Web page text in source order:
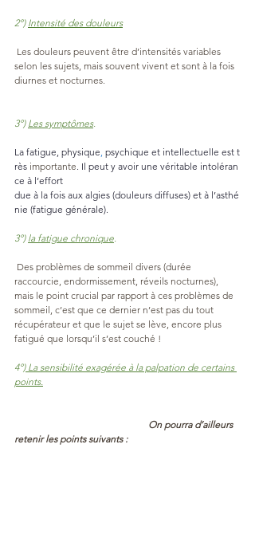
2°) Intensité des douleurs
Les douleurs peuvent être d’intensités variables
selon les sujets, mais souvent vivent et sont à la fois
diurnes et nocturnes.
3°) Les symptômes.
La fatigue, physique, psychique et intellectuelle est t
rès importante. Il peut y avoir une véritable intoléran
ce à l’effort
due à la fois aux algies (douleurs diffuses) et à l’asthé
nie (fatigue générale).
3°) la fatigue chronique.
Des problèmes de sommeil divers (durée
raccourcie, endormissement, réveils nocturnes),
mais le point crucial par rapport à ces problèmes de
sommeil, c’est que ce dernier n’est pas du tout
récupérateur et que le sujet se lève, encore plus
fatigué que lorsqu’il s’est couché !
4°) La sensibilité exagérée à la palpation de certains
points.
retenir les points suivants :